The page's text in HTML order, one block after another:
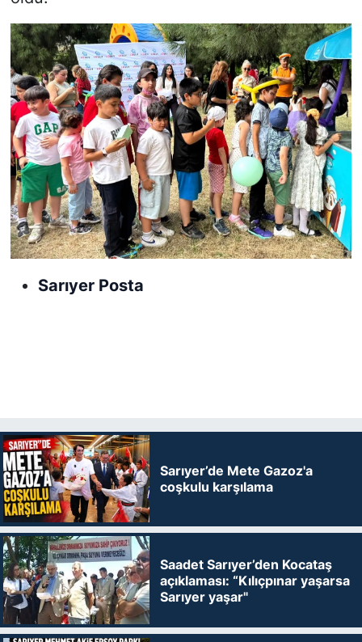
Sarıyer Posta
Sarıyer’de Mete Gazoz'a
coşkulu karşılama
Saadet Sarıyer’den Kocataş
açıklaması: “Kılıçpınar yaşarsa
Sarıyer yaşar"